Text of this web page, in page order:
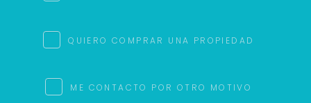
QUIERO COMPRAR UNA PROPIEDAD
ME CONTACTO POR OTRO MOTIVO